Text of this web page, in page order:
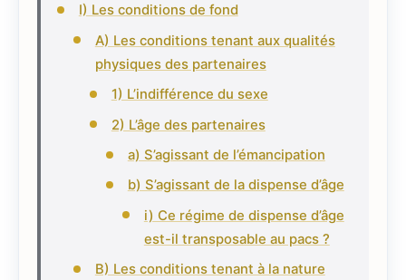
I) Les conditions de fond
A) Les conditions tenant aux qualités
physiques des partenaires
1) L’indifférence du sexe
2) L’âge des partenaires
a) S’agissant de l’émancipation
b) S’agissant de la dispense d’âge
i) Ce régime de dispense d’âge
est-il transposable au pacs ?
B) Les conditions tenant à la nature